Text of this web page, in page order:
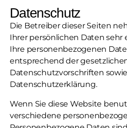
Datenschutz
Die Betreiber dieser Seiten
Ihrer persönlichen Daten sehr
Ihre personenbezogenen
entsprechend der
Datenschutzvorschriften
Datenschutzerklärung.
Wenn Sie diese Website
verschiedene